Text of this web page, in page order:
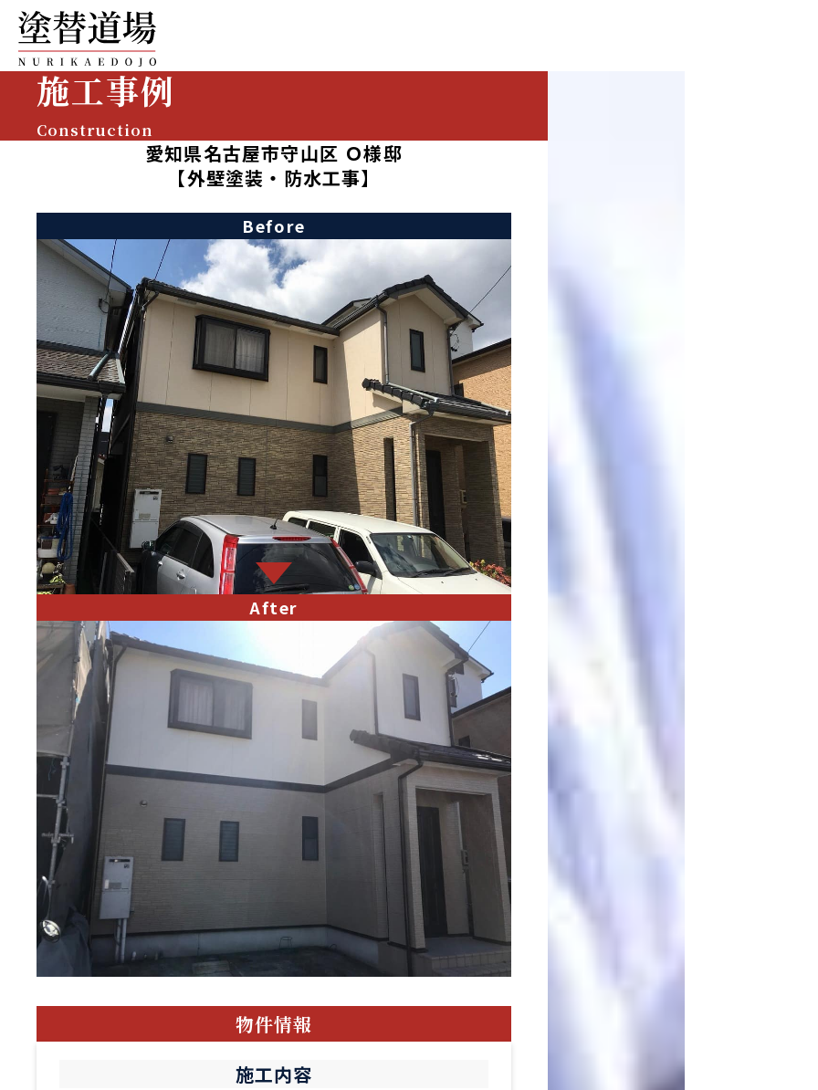
施工事例
Construction
愛知県名古屋市守山区 Ｏ様邸
【外壁塗装・防水工事】
Before
After
物件情報
施工内容